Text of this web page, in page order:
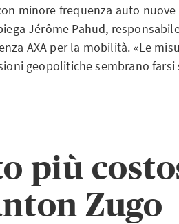
minore frequenza auto
Jérôme Pahud,
AXA per la mobilità. «Le
geopolitiche sembrano
più
Zugo